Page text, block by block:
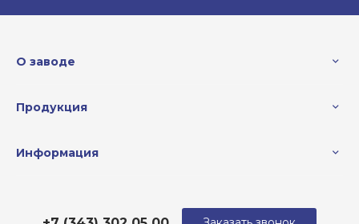
О заводе
Продукция
Информация